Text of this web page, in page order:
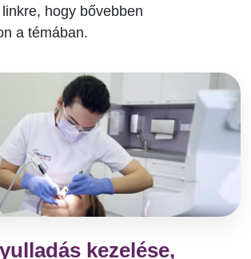
hogy bővebben
a témában.
kezelése,